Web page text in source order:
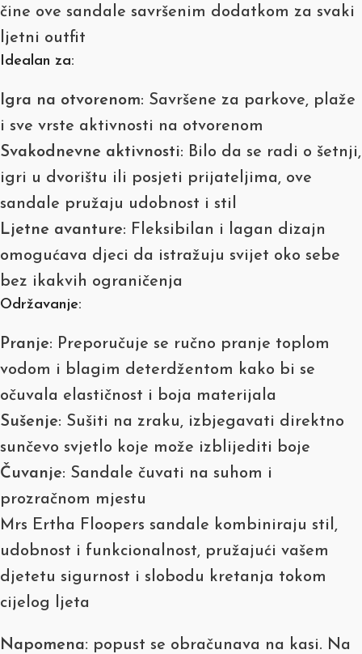
čine ove sandale savršenim dodatkom za svaki
ljetni outfit
Idealan za:
Igra na otvorenom: Savršene za parkove, plaže
i sve vrste aktivnosti na otvorenom
Svakodnevne aktivnosti: Bilo da se radi o šetnji,
igri u dvorištu ili posjeti prijateljima, ove
sandale pružaju udobnost i stil
Ljetne avanture: Fleksibilan i lagan dizajn
omogućava djeci da istražuju svijet oko sebe
bez ikakvih ograničenja
Održavanje:
Pranje: Preporučuje se ručno pranje toplom
vodom i blagim deterdžentom kako bi se
očuvala elastičnost i boja materijala
Sušenje: Sušiti na zraku, izbjegavati direktno
sunčevo svjetlo koje može izblijediti boje
Čuvanje: Sandale čuvati na suhom i
prozračnom mjestu
Mrs Ertha Floopers sandale kombiniraju stil,
udobnost i funkcionalnost, pružajući vašem
djetetu sigurnost i slobodu kretanja tokom
cijelog ljeta
Napomena: popust se obračunava na kasi. Na